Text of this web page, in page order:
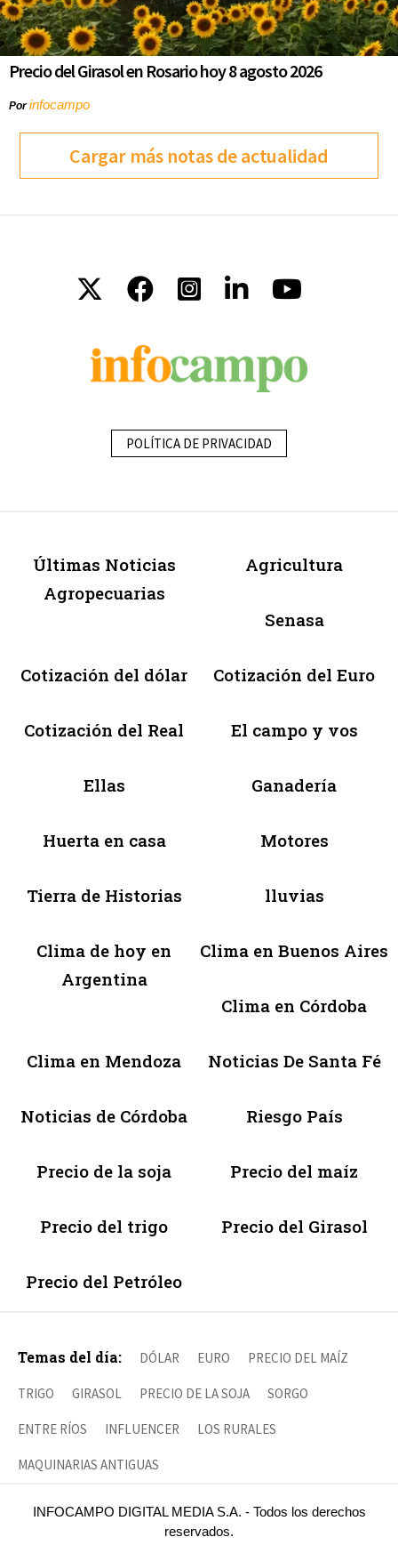
Precio del Girasol en Rosario hoy 8 agosto 2026
Porinfocampo
Cargar más notas de actualidad
POLÍTICA DE PRIVACIDAD
Últimas Noticias
Agropecuarias
Agricultura
Senasa
Cotización del dólar Cotización del Euro
Cotización del Real El campo y vos
Ellas Ganadería
Huerta en casa Motores
Tierra de Historias lluvias
Clima de hoy en
Argentina
Clima en Buenos Aires
Clima en Córdoba
Clima en Mendoza Noticias De Santa Fé
Noticias de Córdoba Riesgo País
Precio de la soja Precio del maíz
Precio del trigo Precio del Girasol
Precio del Petróleo
Temas del día: DÓLAR EURO PRECIO DEL MAÍZ
TRIGO GIRASOL PRECIO DE LA SOJA SORGO
ENTRE RÍOS INFLUENCER LOS RURALES
MAQUINARIAS ANTIGUAS
INFOCAMPO DIGITAL MEDIA S.A. - Todos los derechos
reservados.